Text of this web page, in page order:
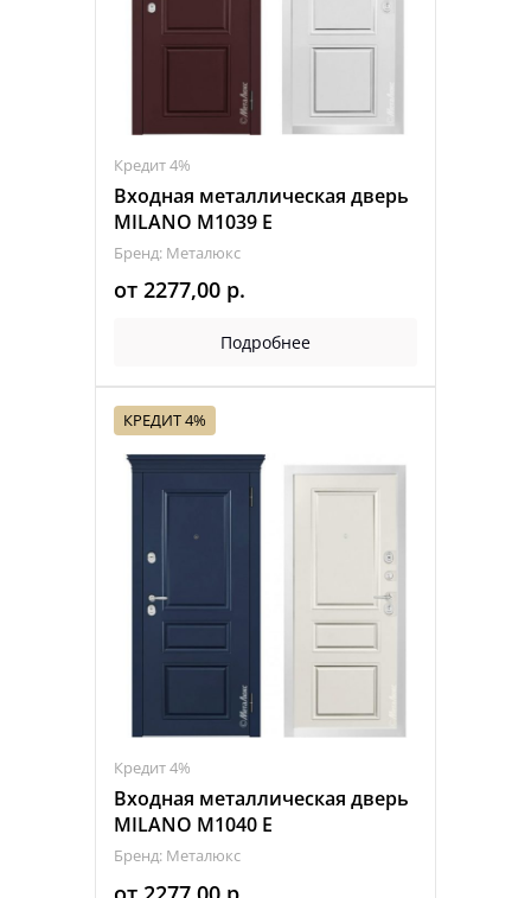
Кредит 4%
Входная металлическая дверь
MILANO M1039 Е
Бренд: Металюкс
от 2277,00 р.
Подробнее
КРЕДИТ 4%
Кредит 4%
Входная металлическая дверь
MILANO M1040 Е
Бренд: Металюкс